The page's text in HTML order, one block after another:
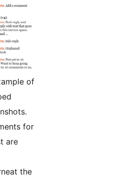
of
for
are
the